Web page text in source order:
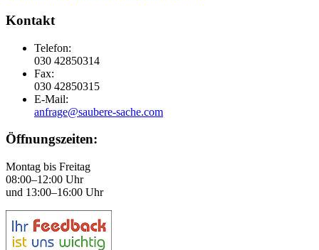
Kontakt
Telefon:
030 42850314
Fax:
030 42850315
E-Mail:
anfrage@saubere-sache.com
Öffnungszeiten:
Montag bis Freitag
08:00–12:00 Uhr
und 13:00–16:00 Uhr